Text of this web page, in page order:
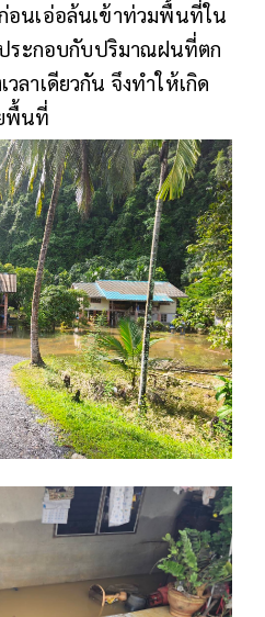
อนเอ่อล้นเข้าท่วมพื้นที่ใน
ประกอบกับปริมาณฝนที่ตก
ลาเดียวกัน จึงทำให้เกิด
พื้นที่